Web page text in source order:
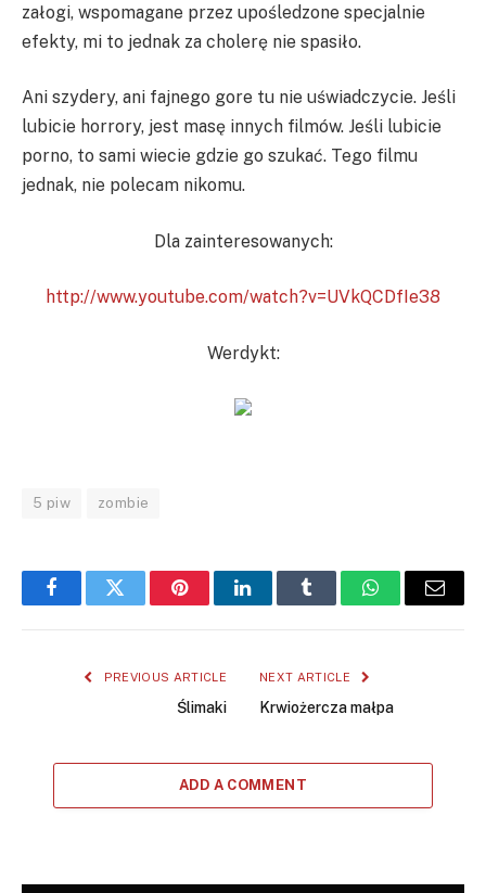
załogi, wspomagane przez upośledzone specjalnie
efekty, mi to jednak za cholerę nie spasiło.
Ani szydery, ani fajnego gore tu nie uświadczycie. Jeśli
lubicie horrory, jest masę innych filmów. Jeśli lubicie
porno, to sami wiecie gdzie go szukać. Tego filmu
jednak, nie polecam nikomu.
Dla zainteresowanych:
http://www.youtube.com/watch?v=UVkQCDfIe38
Werdykt:
5 piw zombie
FacebookTwitter PinterestLinkedInTumblr WhatsAppEmail
PREVIOUS ARTICLE
Ślimaki
NEXT ARTICLE
Krwiożercza małpa
ADD A COMMENT